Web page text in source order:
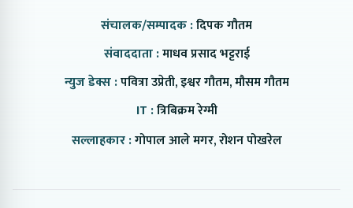
संचालक/सम्पादक :दिपक गौतम
संवाददाता :माधव प्रसाद भट्टराई
न्युज डेक्स :पवित्रा उप्रेती, इश्वर गौतम, मौसम गौतम
IT :त्रिबिक्रम रेग्मी
सल्लाहकार :गोपाल आले मगर, रोशन पोखरेल